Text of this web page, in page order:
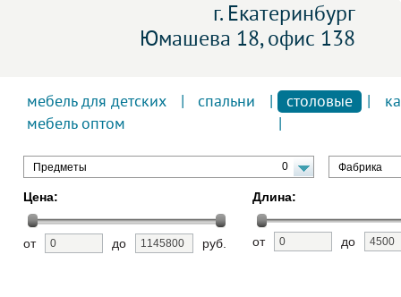
г. Екатеринбург
Юмашева 18, офис 138
мебель для детских спальни столовые
мебель оптом
Предметы 0 Фабрика
Цена:
от до руб.
Длина:
от до